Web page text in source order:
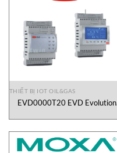
THIẾT BỊ IOT OIL&GAS
EVD0000T20 EVD Evolution
Vietnam